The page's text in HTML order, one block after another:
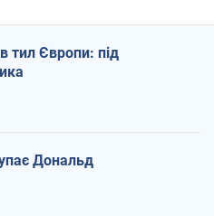
тил Європи: під
Дональд